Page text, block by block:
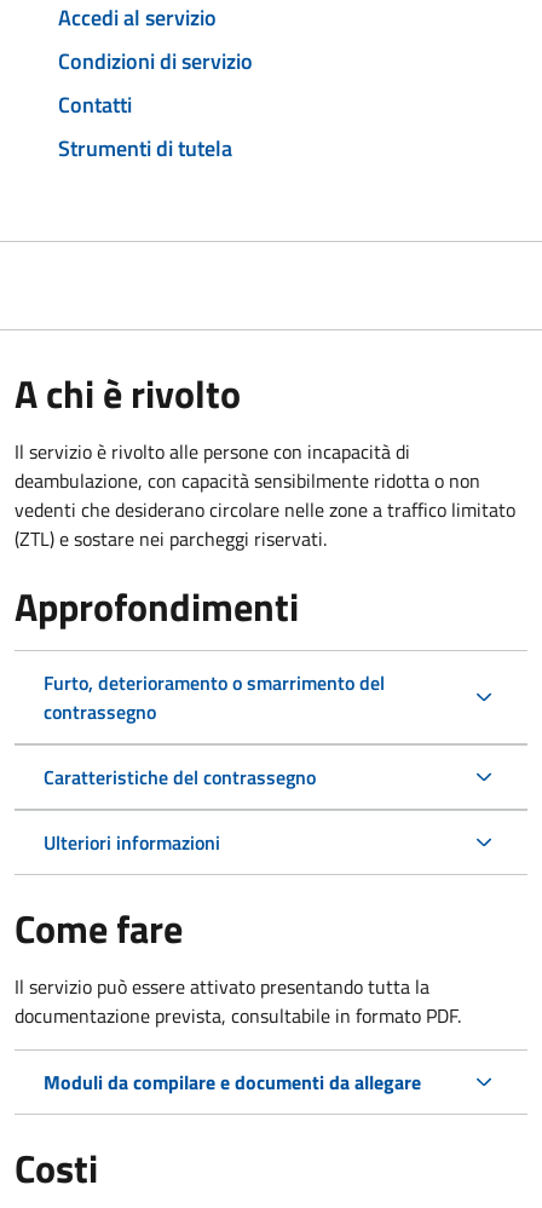
Accedi al servizio
Condizioni di servizio
Contatti
Strumenti di tutela
A chi è rivolto
Il servizio è rivolto alle persone con incapacità di
deambulazione, con capacità sensibilmente ridotta o non
vedenti che desiderano circolare nelle zone a traffico limitato
(ZTL) e sostare nei parcheggi riservati.
Approfondimenti
Furto, deterioramento o smarrimento del
contrassegno
Caratteristiche del contrassegno
Ulteriori informazioni
Come fare
Il servizio può essere attivato presentando tutta la
documentazione prevista, consultabile in formato PDF.
Moduli da compilare e documenti da allegare
Costi